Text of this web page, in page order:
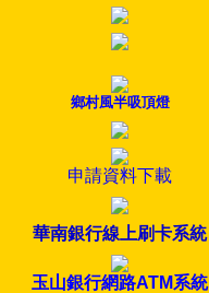
鄉村風半吸頂燈
申請資料下載
華南銀行線上刷卡系統
玉山銀行網路ATM系統